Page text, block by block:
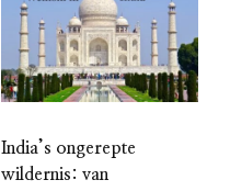
India’s ongerepte
wildernis: van